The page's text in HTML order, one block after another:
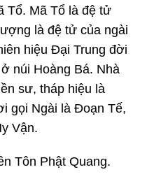
Tổ. Mã Tổ là đệ tử
là đệ tử của ngài
hiệu Đại Trung đời
núi Hoàng Bá. Nhà
sư, tháp hiệu là
gọi Ngài là Đoạn Tế,
Vận.
Tôn Phật Quang.